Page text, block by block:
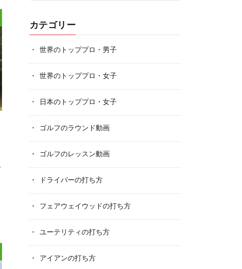
カテゴリー
世界のトッププロ・男子
世界のトッププロ・女子
日本のトッププロ・女子
ゴルフのラウンド動画
ゴルフのレッスン動画
ドライバーの打ち方
フェアウェイウッドの打ち方
ユーテリティの打ち方
アイアンの打ち方